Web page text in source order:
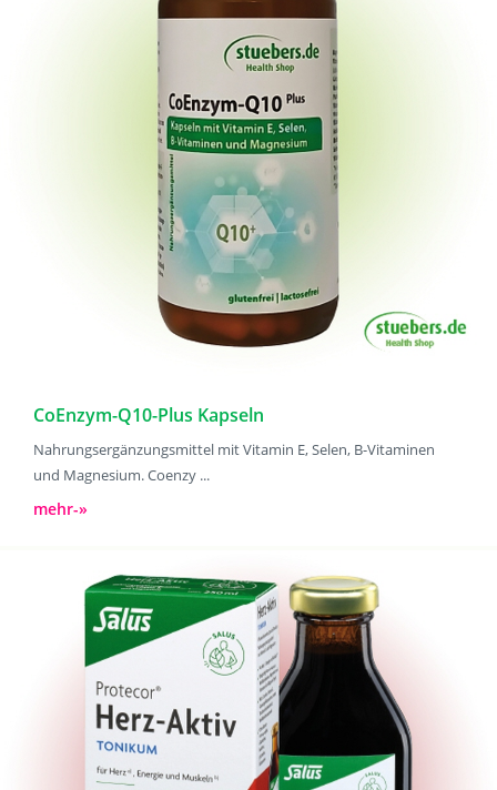
CoEnzym-Q10-Plus Kapseln
Nahrungsergänzungsmittel mit Vitamin E, Selen, B-Vitaminen
und Magnesium. Coenzy ...
mehr-»